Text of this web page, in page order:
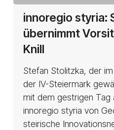
innoregio
styria:
Stefan
Stolitzka
Vorsitz
von
Georg
Knill
innoregio styria:
übernimmt
Knill
Stefan Stolitzka, der
der IV-Steiermark
mit dem gestrigen Tag
innoregio styria von
steirische